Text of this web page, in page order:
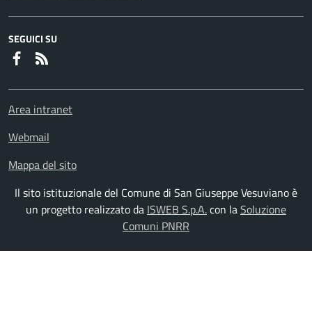
SEGUICI SU
Faceboook
Area intranet
Webmail
Mappa del sito
Il sito istituzionale del Comune di San Giuseppe Vesuviano è
un progetto realizzato da ISWEB S.p.A.con laSoluzione
Comuni PNRR